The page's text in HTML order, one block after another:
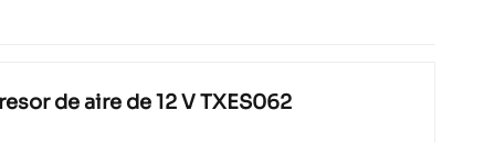
de aire de 12 V TXES062